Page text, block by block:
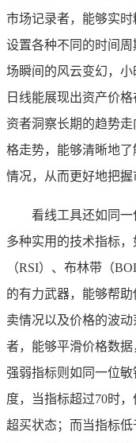
市场记录者，能够实
设置各种不同的时间
场瞬间的风云变幻，小
日线能展现出资产价
资者洞察长期的趋势
格走势，能够清晰地
情况，从而更好地把握
看线工具还如同
多种实用的技术指标
（RSI）、布林带（
的有力武器，能够帮
卖情况以及价格的波
者，能够平滑价格数
强弱指标则如同一位
度，当指标超过70时
超买状态；而当指标